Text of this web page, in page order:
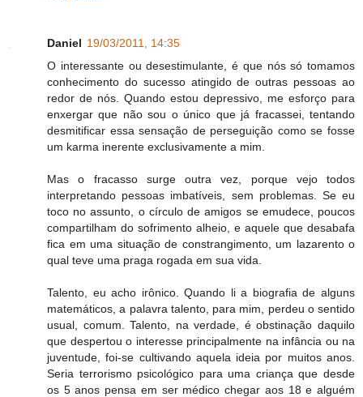
Daniel 19/03/2011, 14:35
O interessante ou desestimulante, é que nós só tomamos
conhecimento do sucesso atingido de outras pessoas ao
redor de nós. Quando estou depressivo, me esforço para
enxergar que não sou o único que já fracassei, tentando
desmitificar essa sensação de perseguição como se fosse
um karma inerente exclusivamente a mim.
Mas o fracasso surge outra vez, porque vejo todos
interpretando pessoas imbatíveis, sem problemas. Se eu
toco no assunto, o círculo de amigos se emudece, poucos
compartilham do sofrimento alheio, e aquele que desabafa
fica em uma situação de constrangimento, um lazarento o
qual teve uma praga rogada em sua vida.
Talento, eu acho irônico. Quando li a biografia de alguns
matemáticos, a palavra talento, para mim, perdeu o sentido
usual, comum. Talento, na verdade, é obstinação daquilo
que despertou o interesse principalmente na infância ou na
juventude, foi-se cultivando aquela ideia por muitos anos.
Seria terrorismo psicológico para uma criança que desde
os 5 anos pensa em ser médico chegar aos 18 e alguém